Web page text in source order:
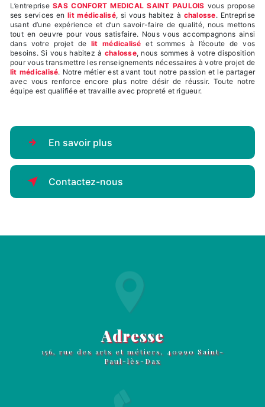
L’entrepriseSAS CONFORT MEDICAL SAINT PAULOIS vous propose
ses services enlit médicalisé, si vous habitez à chalosse. Entreprise
usant d’une expérience et d’un savoir-faire de qualité, nous mettons
tout en oeuvre pour vous satisfaire. Nous vous accompagnons ainsi
dans votre projet de lit médicalisé et sommes à l’écoute de vos
besoins. Si vous habitez à chalosse, nous sommes à votre disposition
pour vous transmettre les renseignements nécessaires à votre projet de
lit médicalisé. Notre métier est avant tout notre passion et le partager
avec vous renforce encore plus notre désir de réussir. Toute notre
équipe est qualifiée et travaille avec propreté et rigueur.
En savoir plus
Contactez-nous
Adresse
156, rue des arts et métiers, 40990 Saint-
Paul-lès-Dax